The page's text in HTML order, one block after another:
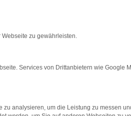
Fahrdynamik in einem
umfassende und
Fulda auch zahlreiche
Hand.
Fulda ist. Lassen Sie sich von
zu gewährleisten.
Services von Drittanbietern wie Google
analysieren, um die Leistung zu messen